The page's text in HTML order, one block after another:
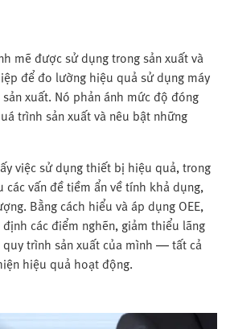
mẽ được sử dụng trong sản xuất và
để đo lường hiệu quả sử dụng máy
xuất. Nó phản ánh mức độ đóng
trình sản xuất và nêu bật những
việc sử dụng thiết bị hiệu quả, trong
các vấn đề tiềm ẩn về tính khả dụng,
Bằng cách hiểu và áp dụng OEE,
các điểm nghẽn, giảm thiểu lãng
trình sản xuất của mình — tất cả
hiệu quả hoạt động.